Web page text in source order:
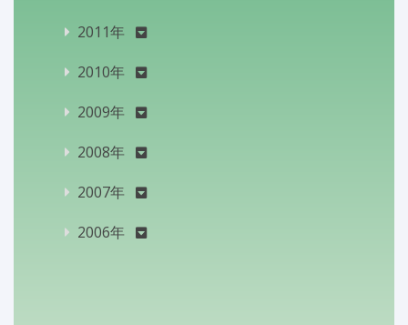
2011年
2010年
2009年
2008年
2007年
2006年